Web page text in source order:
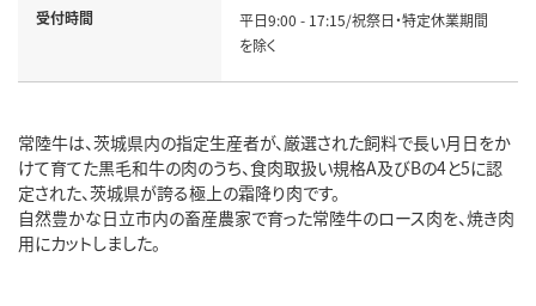
受付時間
平日9:00 - 17:15/祝祭日・特定休業期間
を除く
常陸牛は、茨城県内の指定生産者が、厳選された飼料で長い月日をか
けて育てた黒毛和牛の肉のうち、食肉取扱い規格A及びBの4と5に認
定された、茨城県が誇る極上の霜降り肉です。
自然豊かな日立市内の畜産農家で育った常陸牛のロース肉を、焼き肉
用にカットしました。